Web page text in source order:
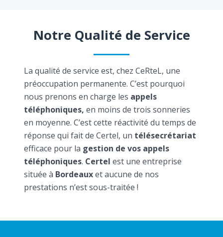
Notre Qualité de Service
La qualité de service est, chez CeRteL, une
préoccupation permanente. C’est pourquoi
nous prenons en charge les appels
téléphoniques, en moins de trois sonneries
en moyenne. C’est cette réactivité du temps de
réponse qui fait de Certel, un télésecrétariat
efficace pour la gestion de vos appels
téléphoniques. Certel est une entreprise
située à Bordeauxet aucune de nos
prestations n’est sous-traitée !